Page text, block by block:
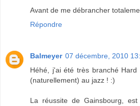
Avant de me débrancher
Répondre
Balmeyer 07 décembre, 2010
Héhé, j'ai été très branché
(naturellement) au jazz ! :)
La réussite de Gainsbourg,